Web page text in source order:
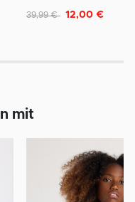
Reduziert von
39,99 € auf
12,00 €
mit